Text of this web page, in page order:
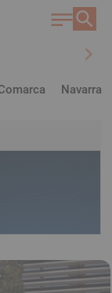
chevron_right
Navarra